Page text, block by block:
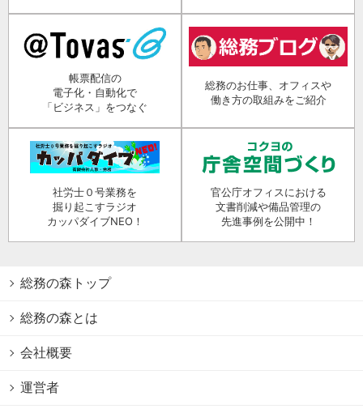
帳票配信の
電子化・自動化で
「ビジネス」をつなぐ
総務のお仕事、オフィスや
働き方の取組みをご紹介
社労士０号業務を
掘り起こすラジオ
カッパダイブNEO！
官公庁オフィスにおける
文書削減や備品管理の
先進事例を公開中！
総務の森トップ
総務の森とは
会社概要
運営者